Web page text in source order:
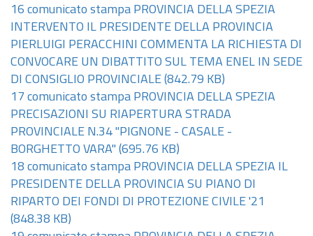
16 comunicato stampa PROVINCIA DELLA SPEZIA
INTERVENTO IL PRESIDENTE DELLA PROVINCIA
PIERLUIGI PERACCHINI COMMENTA LA RICHIESTA DI
CONVOCARE UN DIBATTITO SUL TEMA ENEL IN SEDE
DI CONSIGLIO PROVINCIALE (842.79 KB)
17 comunicato stampa PROVINCIA DELLA SPEZIA
PRECISAZIONI SU RIAPERTURA STRADA
PROVINCIALE N.34 "PIGNONE - CASALE -
BORGHETTO VARA" (695.76 KB)
18 comunicato stampa PROVINCIA DELLA SPEZIA IL
PRESIDENTE DELLA PROVINCIA SU PIANO DI
RIPARTO DEI FONDI DI PROTEZIONE CIVILE '21
(848.38 KB)